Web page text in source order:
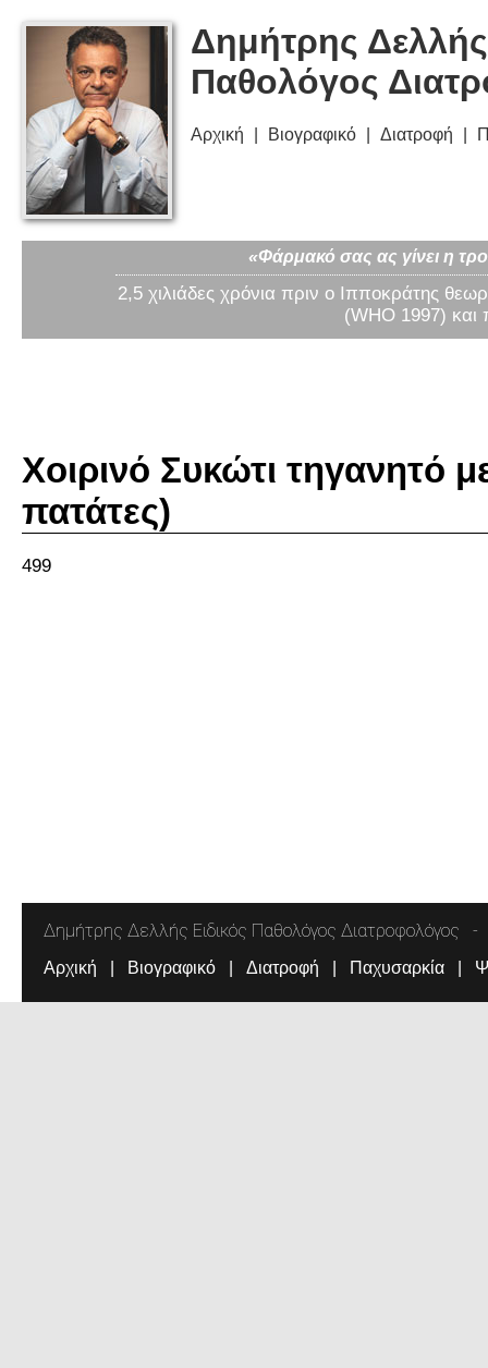
Δημήτρης
Παθολόγος
Αρχική Βιογραφικό Διατροφή
«Φάρμακό σας ας γίνει η
2,5 χιλιάδες χρόνια πριν ο Ιπποκράτης
(WHO 1997) και
Χοιρινό Συκώτι τηγανητό
πατάτες)
499
Δημήτρης Δελλής Ειδικός Παθολόγος Διατροφολόγος
Αρχική Βιογραφικό Διατροφή Παχυσαρκία